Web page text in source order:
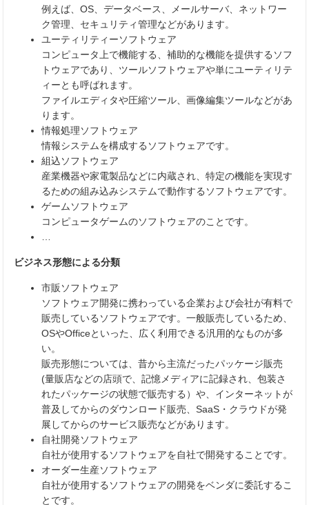
例えば、OS、データベース、メールサーバ、ネットワー
ク管理、セキュリティ管理などがあります。
ユーティリティーソフトウェア
コンピュータ上で機能する、補助的な機能を提供するソフ
トウェアであり、ツールソフトウェアや単にユーティリテ
ィーとも呼ばれます。
ファイルエディタや圧縮ツール、画像編集ツールなどがあ
ります。
情報処理ソフトウェア
情報システムを構成するソフトウェアです。
組込ソフトウェア
産業機器や家電製品などに内蔵され、特定の機能を実現す
るための組み込みシステムで動作するソフトウェアです。
ゲームソフトウェア
コンピュータゲームのソフトウェアのことです。
ビジネス形態による分類
市販ソフトウェア
ソフトウェア開発に携わっている企業および会社が有料で
販売しているソフトウェアです。一般販売しているため、
OSやOfficeといった、広く利用できる汎用的なものが多
い。
販売形態については、昔から主流だったパッケージ販売
(量販店などの店頭で、記憶メディアに記録され、包装さ
れたパッケージの状態で販売する）や、インターネットが
普及してからのダウンロード販売、SaaS・クラウドが発
展してからのサービス販売などがあります。
自社開発ソフトウェア
自社が使用するソフトウェアを自社で開発することです。
オーダー生産ソフトウェア
自社が使用するソフトウェアの開発をベンダに委託するこ
とです。